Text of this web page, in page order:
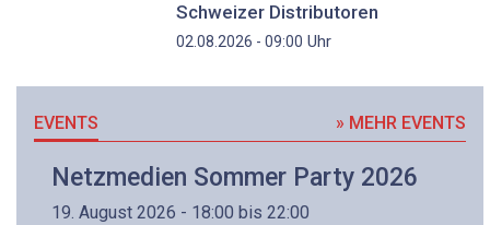
Schweizer Distributoren
02.08.2026 - 09:00 Uhr
EVENTS » MEHR EVENTS
Netzmedien Sommer Party 2026
19. August 2026 - 18:00 bis 22:00